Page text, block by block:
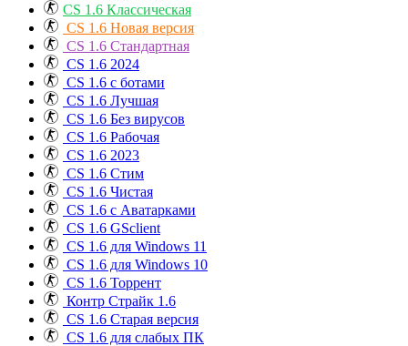
CS 1.6 Классическая
CS 1.6 Новая версия
CS 1.6 Стандартная
CS 1.6 2024
CS 1.6 с ботами
CS 1.6 Лучшая
CS 1.6 Без вирусов
CS 1.6 Рабочая
CS 1.6 2023
CS 1.6 Стим
CS 1.6 Чистая
CS 1.6 с Аватарками
CS 1.6 GSclient
CS 1.6 для Windows 11
CS 1.6 для Windows 10
CS 1.6 Торрент
Контр Страйк 1.6
CS 1.6 Старая версия
CS 1.6 для слабых ПК